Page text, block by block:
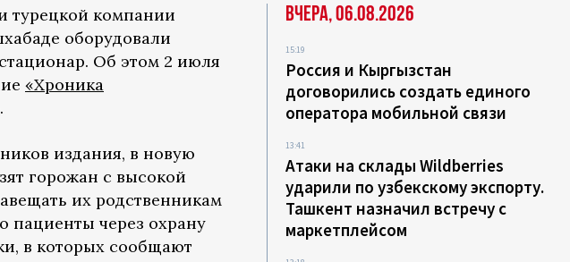
турецкой компании
оборудовали
Об этом 2 июля
«Хроника
.
издания, в новую
горожан с высокой
их родственникам
пациенты через охрану
в которых сообщают
Вчера, 06.08.2026
15:19
Россия и Кыргызстан
договорились создать единого
оператора мобильной связи
13:41
Атаки на склады Wildberries
ударили по узбекскому экспорту.
Ташкент назначил встречу с
маркетплейсом